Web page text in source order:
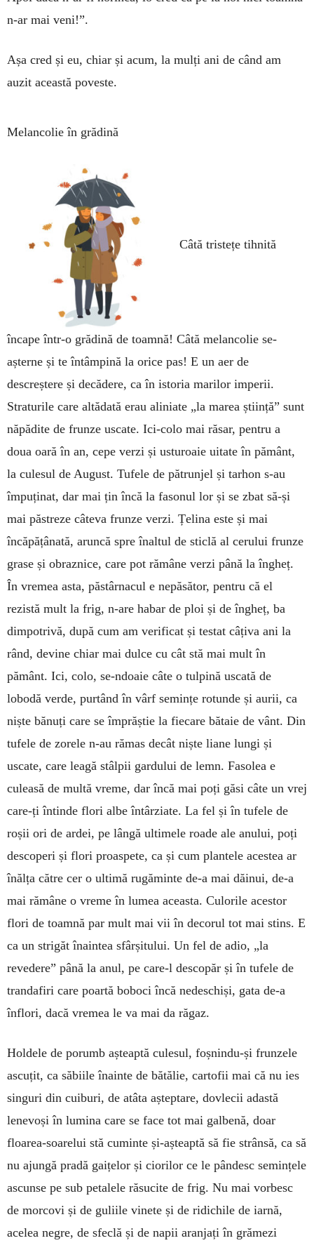
n-ar mai veni!”.
Așa cred și eu, chiar și acum, la mulți ani de când am
auzit această poveste.
Melancolie în grădină
Câtă tristețe tihnită
încape într-o grădină de toamnă! Câtă melancolie se-
așterne și te întâmpină la orice pas! E un aer de
descreștere și decădere, ca în istoria marilor imperii.
Straturile care altădată erau aliniate „la marea știință” sunt
năpădite de frunze uscate. Ici-colo mai răsar, pentru a
doua oară în an, cepe verzi și usturoaie uitate în pământ,
la culesul de August. Tufele de pătrunjel și tarhon s-au
împuținat, dar mai țin încă la fasonul lor și se zbat să-și
mai păstreze câteva frunze verzi. Țelina este și mai
încăpățânată, aruncă spre înaltul de sticlă al cerului frunze
grase și obraznice, care pot rămâne verzi până la îngheț.
În vremea asta, păstârnacul e nepăsător, pentru că el
rezistă mult la frig, n-are habar de ploi și de îngheț, ba
dimpotrivă, după cum am verificat și testat câțiva ani la
rând, devine chiar mai dulce cu cât stă mai mult în
pământ. Ici, colo, se-ndoaie câte o tulpină uscată de
lobodă verde, purtând în vârf semințe rotunde și aurii, ca
niște bănuți care se împrăștie la fiecare bătaie de vânt. Din
tufele de zorele n-au rămas decât niște liane lungi și
uscate, care leagă stâlpii gardului de lemn. Fasolea e
culeasă de multă vreme, dar încă mai poți găsi câte un vrej
care-ți întinde flori albe întârziate. La fel și în tufele de
roșii ori de ardei, pe lângă ultimele roade ale anului, poți
descoperi și flori proaspete, ca și cum plantele acestea ar
înălța către cer o ultimă rugăminte de-a mai dăinui, de-a
mai rămâne o vreme în lumea aceasta. Culorile acestor
flori de toamnă par mult mai vii în decorul tot mai stins. E
ca un strigăt îna­intea sfârșitului. Un fel de adio, „la
revedere” până la anul, pe care-l descopăr și în tufele de
trandafiri care poartă boboci încă nedeschiși, gata de-a
înflori, dacă vremea le va mai da răgaz.
Holdele de porumb așteaptă culesul, foșnindu-și frunzele
ascuțit, ca săbiile înainte de bătălie, cartofii mai că nu ies
singuri din cuiburi, de atâta așteptare, do­vlecii adastă
lenevoși în lumina care se face tot mai galbenă, doar
floarea-soarelui stă cuminte și-așteaptă să fie strânsă, ca să
nu ajungă pradă gaițelor și ciorilor ce le pândesc semințele
ascunse pe sub petalele răsucite de frig. Nu mai vorbesc
de morcovi și de guliile vinete și de ridichile de iarnă,
acelea negre, de sfeclă și de napii aranjați în grămezi